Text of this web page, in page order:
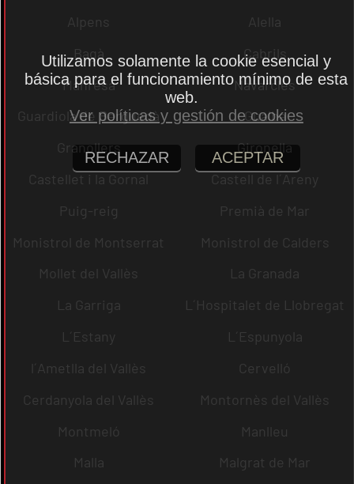
Alpens
Alella
Bagà
Cabrils
Manresa
Navarcles
Guardiola de Berguedà
Gualba
Granollers
Gironella
Castellet i la Gornal
Castell de l´Areny
Puig-reig
Premià de Mar
Monistrol de Montserrat
Monistrol de Calders
Mollet del Vallès
La Granada
La Garriga
L´Hospitalet de Llobregat
L´Estany
L´Espunyola
l´Ametlla del Vallès
Cervelló
Cerdanyola del Vallès
Montornès del Vallès
Montmeló
Manlleu
Malla
Malgrat de Mar
Utilizamos solamente la cookie esencial y
básica para el funcionamiento mínimo de esta
web.
Ver políticas y gestión de cookies
RECHAZAR ACEPTAR